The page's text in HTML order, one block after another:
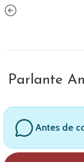
Parlante
Antes de